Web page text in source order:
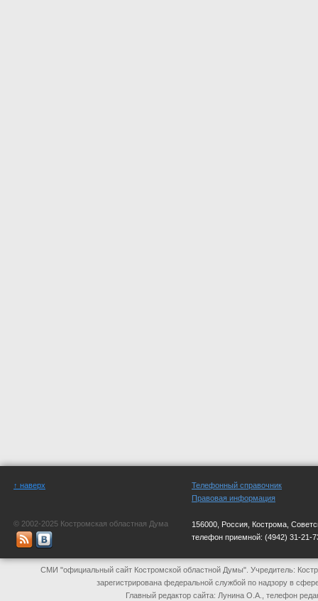
↑ наверх
© 2002-2025 Костромская областная Дума
Телефонный справочник
Правовая информация
156000, Россия, Кострома,
телефон приемной: (4942) 31-21-
СМИ "официальный сайт Костромской областной Думы". Учредитель:
зарегистрирована федеральной службой по надзору в
Главный редактор сайта: Лунина О.А., телефон